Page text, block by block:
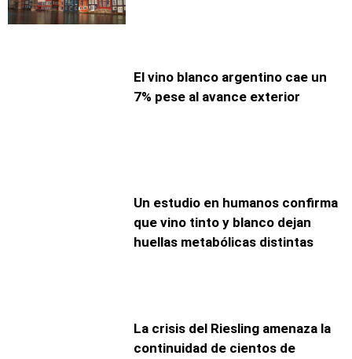
El vino blanco argentino cae un
7% pese al avance exterior
Un estudio en humanos confirma
que vino tinto y blanco dejan
huellas metabólicas distintas
La crisis del Riesling amenaza la
continuidad de cientos de